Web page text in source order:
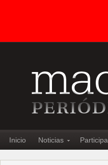
Inicio Noticias Participa